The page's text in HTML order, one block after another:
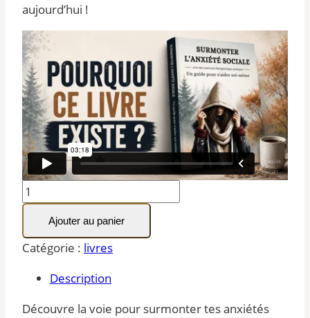
aujourd’hui !
quantité
de
eBook:
Surmonter
sociale
-
Ajouter au panier
Catégorie : livres
Description
Découvre la voie pour surmonter tes anxiétés